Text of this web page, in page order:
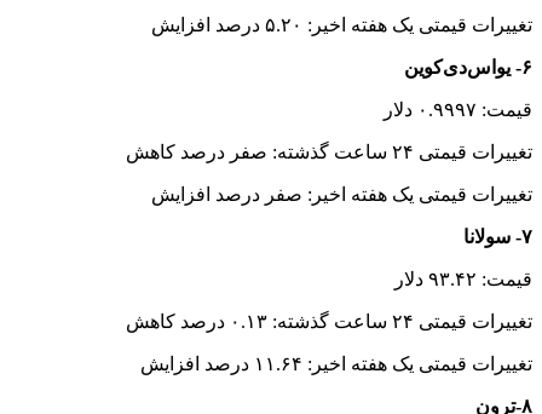
تغییرات قیمتی یک هفته اخیر: ۵.۲۰ درصد افزایش
۶- یواس‌دی‌کوین
قیمت: ۰.۹۹۹۷ دلار
تغییرات قیمتی ۲۴ ساعت گذشته: صفر درصد کاهش
تغییرات قیمتی یک هفته اخیر: صفر درصد افزایش
۷- سولانا
قیمت: ۹۳.۴۲ دلار
تغییرات قیمتی ۲۴ ساعت گذشته: ۰.۱۳ درصد کاهش
تغییرات قیمتی یک هفته اخیر: ۱۱.۶۴ درصد افزایش
۸-ترون